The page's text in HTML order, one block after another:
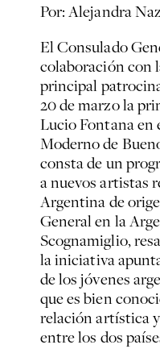
Por: Alejandra
El Consulado
colaboración con
principal
20 de marzo la
Lucio Fontana en
Moderno de
consta de un
a nuevos artistas
Argentina de
General en la
Scognamiglio,
la iniciativa
de los jóvenes
que es bien
relación artística
entre los dos